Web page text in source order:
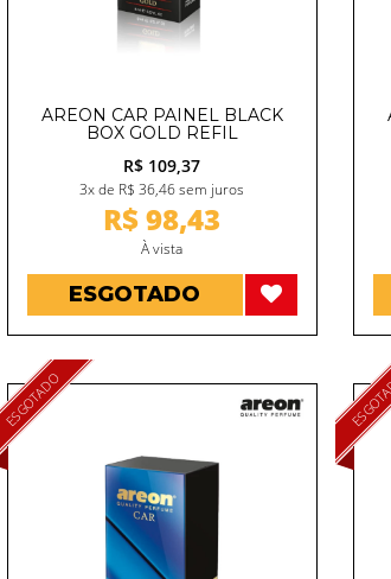
AREON CAR PAINEL BLACK
BOX GOLD REFIL
R$ 109,37
3x de R$ 36,46 sem juros
R$ 98,43
À vista
ESGOTADO
ESGOTADO